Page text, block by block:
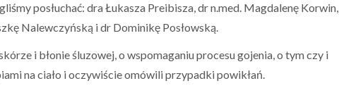
posłuchać: dra Łukasza Preibisza, dr n.med. Magdalenę Korwin,
Nalewczyńską i dr Dominikę Posłowską.
i błonie śluzowej, o wspomaganiu procesu gojenia, o tym czy i
na ciało i oczywiście omówili przypadki powikłań.